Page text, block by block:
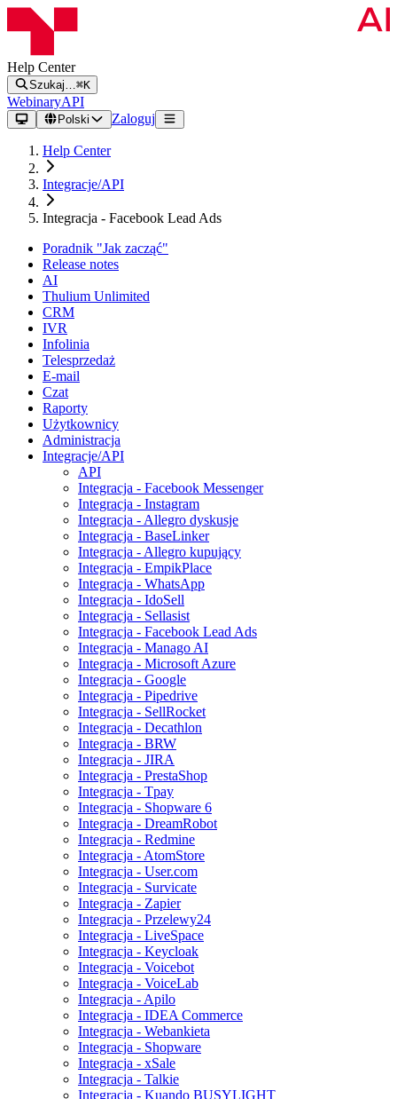
Help Center
Szukaj… ⌘K
WebinaryAPI
Polski Zaloguj
Help Center
Integracje/API
Integracja - Facebook Lead Ads
Poradnik "Jak zacząć"
Release notes
AI
Thulium Unlimited
CRM
IVR
Infolinia
Telesprzedaż
E-mail
Czat
Raporty
Użytkownicy
Administracja
Integracje/API
API
Integracja - Facebook Messenger
Integracja - Instagram
Integracja - Allegro dyskusje
Integracja - BaseLinker
Integracja - Allegro kupujący
Integracja - EmpikPlace
Integracja - WhatsApp
Integracja - IdoSell
Integracja - Sellasist
Integracja - Facebook Lead Ads
Integracja - Manago AI
Integracja - Microsoft Azure
Integracja - Google
Integracja - Pipedrive
Integracja - SellRocket
Integracja - Decathlon
Integracja - BRW
Integracja - JIRA
Integracja - PrestaShop
Integracja - Tpay
Integracja - Shopware 6
Integracja - DreamRobot
Integracja - Redmine
Integracja - AtomStore
Integracja - User.com
Integracja - Survicate
Integracja - Zapier
Integracja - Przelewy24
Integracja - LiveSpace
Integracja - Keycloak
Integracja - Voicebot
Integracja - VoiceLab
Integracja - Apilo
Integracja - IDEA Commerce
Integracja - Webankieta
Integracja - Shopware
Integracja - xSale
Integracja - Talkie
Integracja - Kuando BUSYLIGHT